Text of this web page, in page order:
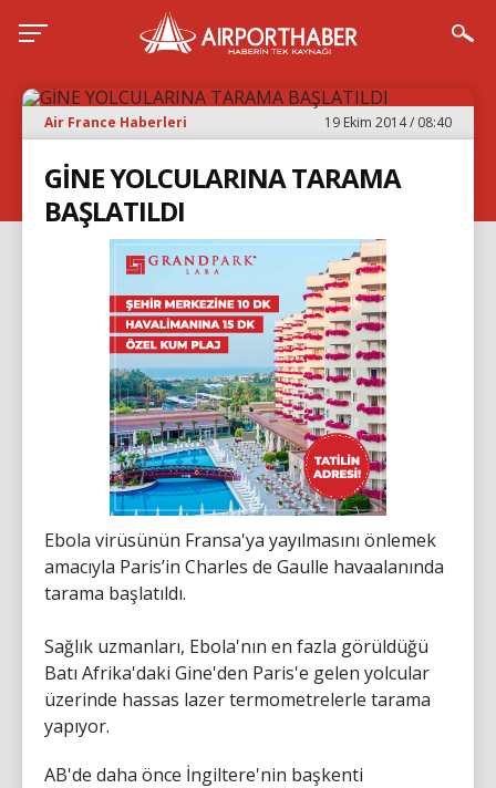
Air France Haberleri 19 Ekim 2014 / 08:40
GİNE YOLCULARINA TARAMA
BAŞLATILDI
Ebola virüsünün Fransa'ya yayılmasını önlemek
amacıyla Paris’in Charles de Gaulle havaalanında
tarama başlatıldı.
Sağlık uzmanları, Ebola'nın en fazla görüldüğü
Batı Afrika'daki Gine'den Paris'e gelen yolcular
üzerinde hassas lazer termometrelerle tarama
yapıyor.
AB'de daha önce İngiltere'nin başkenti